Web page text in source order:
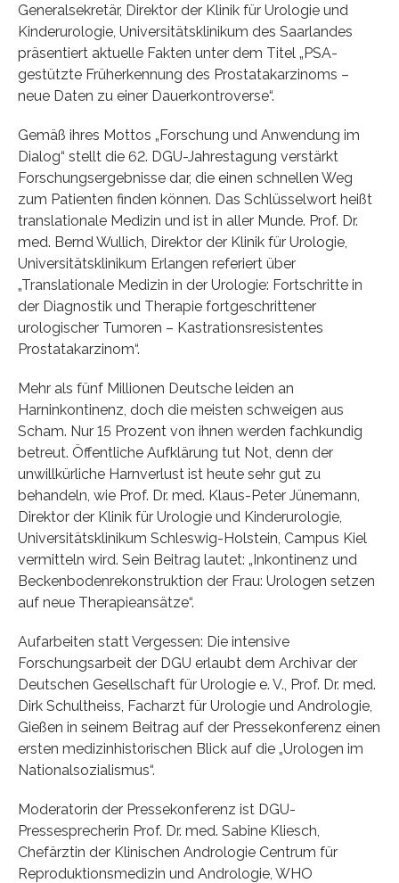
Generalsekretär, Direktor der Klinik für Urologie und
Kinderurologie, Universitätsklinikum des Saarlandes
präsentiert aktuelle Fakten unter dem Titel „PSA-
gestützte Früherkennung des Prostatakarzinoms –
neue Daten zu einer Dauerkontroverse“.
Gemäß ihres Mottos „Forschung und Anwendung im
Dialog“ stellt die 62. DGU-Jahrestagung verstärkt
Forschungsergebnisse dar, die einen schnellen Weg
zum Patienten finden können. Das Schlüsselwort heißt
translationale Medizin und ist in aller Munde. Prof. Dr.
med. Bernd Wullich, Direktor der Klinik für Urologie,
Universitätsklinikum Erlangen referiert über
„Translationale Medizin in der Urologie: Fortschritte in
der Diagnostik und Therapie fortgeschrittener
urologischer Tumoren – Kastrationsresistentes
Prostatakarzinom“.
Mehr als fünf Millionen Deutsche leiden an
Harninkontinenz, doch die meisten schweigen aus
Scham. Nur 15 Prozent von ihnen werden fachkundig
betreut. Öffentliche Aufklärung tut Not, denn der
unwillkürliche Harnverlust ist heute sehr gut zu
behandeln, wie Prof. Dr. med. Klaus-Peter Jünemann,
Direktor der Klinik für Urologie und Kinderurologie,
Universitätsklinikum Schleswig-Holstein, Campus Kiel
vermitteln wird. Sein Beitrag lautet: „Inkontinenz und
Beckenbodenrekonstruktion der Frau: Urologen setzen
auf neue Therapieansätze“.
Aufarbeiten statt Vergessen: Die intensive
Forschungsarbeit der DGU erlaubt dem Archivar der
Deutschen Gesellschaft für Urologie e. V., Prof. Dr. med.
Dirk Schultheiss, Facharzt für Urologie und Andrologie,
Gießen in seinem Beitrag auf der Pressekonferenz einen
ersten medizinhistorischen Blick auf die „Urologen im
Nationalsozialismus“.
Moderatorin der Pressekonferenz ist DGU-
Pressesprecherin Prof. Dr. med. Sabine Kliesch,
Chefärztin der Klinischen Andrologie Centrum für
Reproduktionsmedizin und Andrologie, WHO